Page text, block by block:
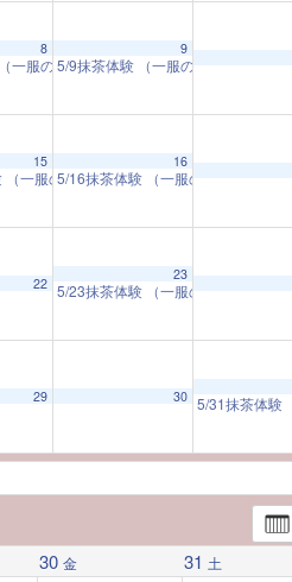
8
一服のお茶とともに 日本の美に触れる）
9
5/9抹茶体験 （一服のお茶とともに
15
（一服のお茶とともに 日本の美に触れる）
16
5/16抹茶体験 （一服のお茶ととも
日本の美に触れる） 10:00 AM
22
23
5/23抹茶体験 （一服のお茶ととも
日本の美に触れる） 10:00 AM
29 30 5/31抹茶体験
30 金 31 土